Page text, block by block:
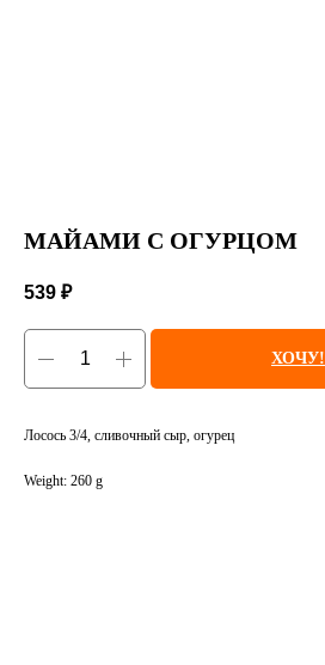
МАЙАМИ С ОГУРЦОМ
539 ₽
ХОЧУ!
Лосось 3/4, сливочный сыр, огурец
Weight: 260 g